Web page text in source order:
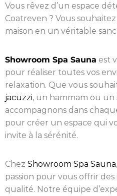
Vous rêvez d’un espace
Coatreven ? Vous
maison en un véritable
Showroom Spa Sauna est
pour réaliser toutes vos
relaxation. Que vous
jacuzzi, un hammam ou un
accompagnons dans
pour créer un espace qui
invite à la sérénité.
Chez Showroom Spa Sauna
passion pour vous offrir
qualité. Notre équipe